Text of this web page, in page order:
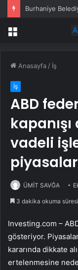
Menü
Anasayfa / İş
İş
ABD
vadeli
ÜMİT SAVĞA
3 dakika okuma süresi
Investing.com –
gösteriyor.
kararında dikkate
ertelenmesine